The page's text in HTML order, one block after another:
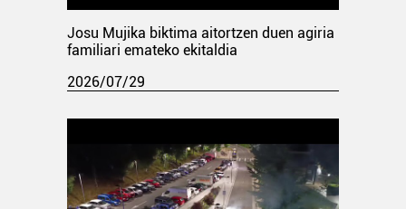
Josu Mujika biktima aitortzen duen agiria
familiari emateko ekitaldia
2026/07/29